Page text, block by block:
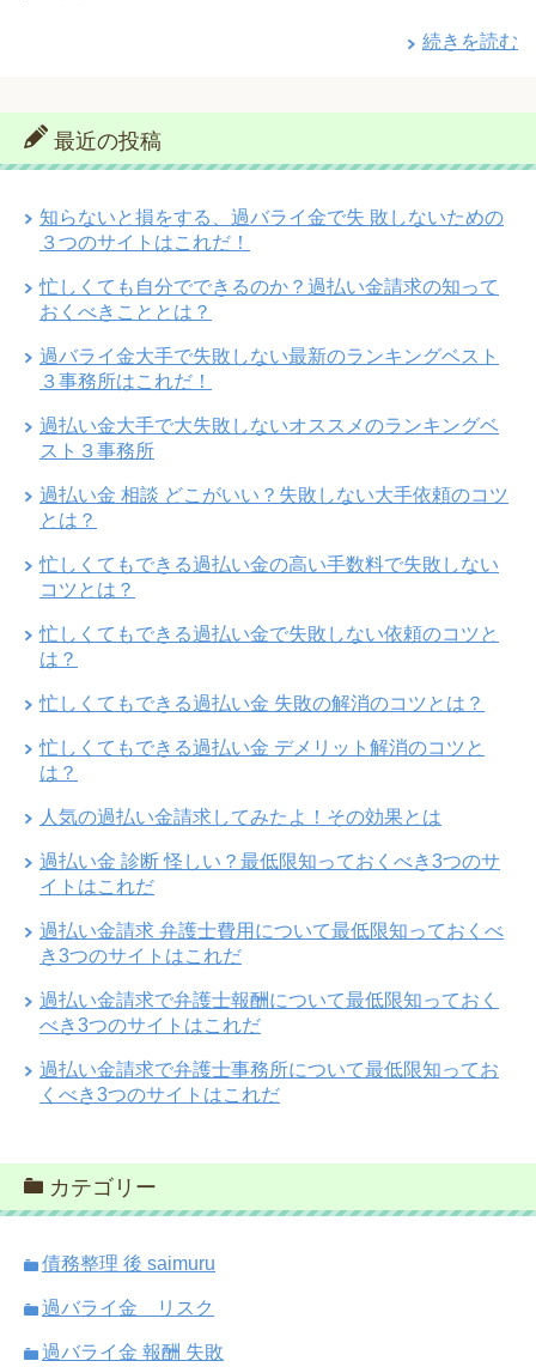
続きを読む
最近の投稿
知らないと損をする、過バライ金で失 敗しないための
３つのサイトはこれだ！
忙しくても自分でできるのか？過払い金請求の知って
おくべきこととは？
過バライ金大手で失敗しない最新のランキングベスト
３事務所はこれだ！
過払い金大手で大失敗しないオススメのランキングベ
スト３事務所
過払い金 相談 どこがいい？失敗しない大手依頼のコツ
とは？
忙しくてもできる過払い金の高い手数料で失敗しない
コツとは？
忙しくてもできる過払い金で失敗しない依頼のコツと
は？
忙しくてもできる過払い金 失敗の解消のコツとは？
忙しくてもできる過払い金 デメリット解消のコツと
は？
人気の過払い金請求してみたよ！その効果とは
過払い金 診断 怪しい？最低限知っておくべき3つのサ
イトはこれだ
過払い金請求 弁護士費用について最低限知っておくべ
き3つのサイトはこれだ
過払い金請求で弁護士報酬について最低限知っておく
べき3つのサイトはこれだ
過払い金請求で弁護士事務所について最低限知ってお
くべき3つのサイトはこれだ
カテゴリー
債務整理 後 saimuru
過バライ金 リスク
過バライ金 報酬 失敗